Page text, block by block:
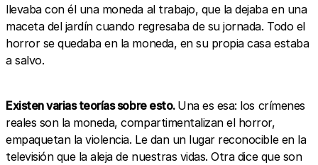
llevaba con él una moneda al trabajo, que la dejaba en una
maceta del jardín cuando regresaba de su jornada. Todo el
horror se quedaba en la moneda, en su propia casa estaba
a salvo.
Existen varias teorías sobre esto. Una es esa: los crímenes
reales son la moneda, compartimentalizan el horror,
empaquetan la violencia. Le dan un lugar reconocible en la
televisión que la aleja de nuestras vidas. Otra dice que son